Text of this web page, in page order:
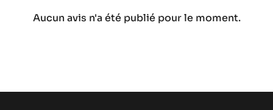
Aucun avis n'a été publié pour le moment.